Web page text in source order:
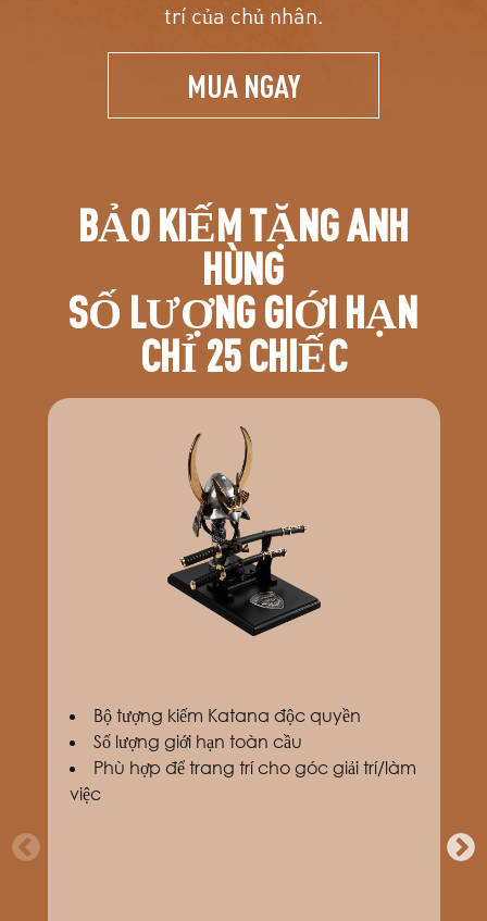
trí của chủ nhân.
MUA NGAY
BẢO KIẾM TẶNG ANH
HÙNG
SỐ LƯỢNG GIỚI HẠN
CHỈ 25 CHIẾC
Bộ tượng kiếm Katana độc quyền
Số lượng giới hạn toàn cầu
Phù hợp để trang trí cho góc giải trí/làm
việc